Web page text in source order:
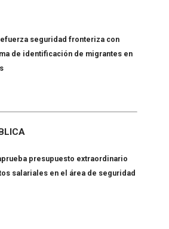
seguridad fronteriza con
de identificación de migrantes en
presupuesto extraordinario
salariales en el área de seguridad